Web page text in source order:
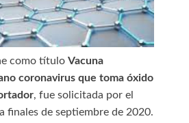
como título Vacuna
coronavirus que toma óxido
, fue solicitada por el
finales de septiembre de 2020.